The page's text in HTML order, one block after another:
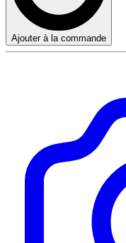
Ajouter à la commande